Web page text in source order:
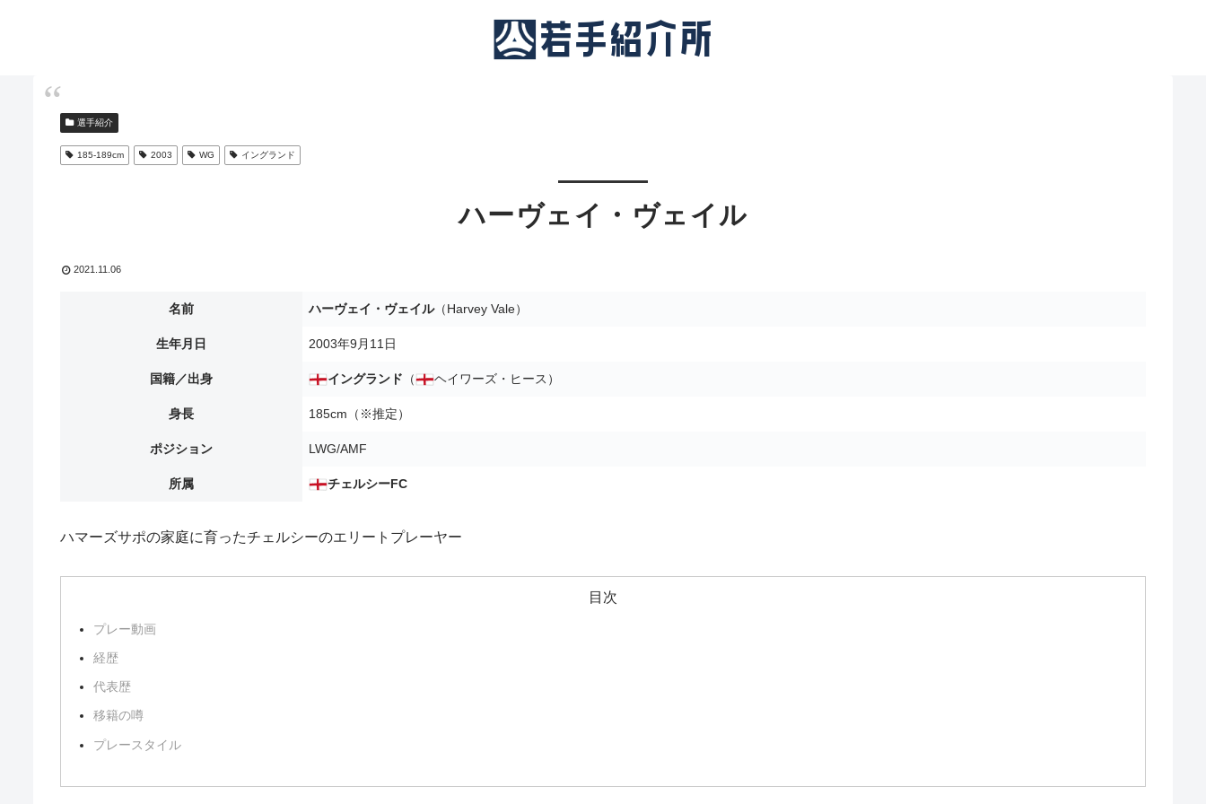
選手紹介
185-189cm 2003 WG イングランド
ハーヴェイ・ヴェイル
2021.11.06
名前 ハーヴェイ・ヴェイル（Harvey Vale）
生年月日 2003年9月11日
国籍／出身 イングランド （ ヘイワーズ・ヒース）
身長 185cm（※推定）
ポジション LWG/AMF
所属 チェルシーFC
ハマーズサポの家庭に育ったチェルシーのエリートプレーヤー
目次
プレー動画
経歴
代表歴
移籍の噂
プレースタイル